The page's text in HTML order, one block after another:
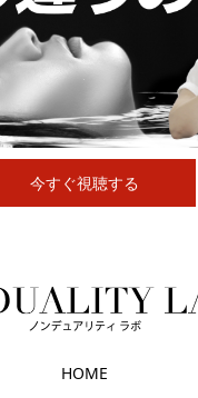
今すぐ視聴する
HOME